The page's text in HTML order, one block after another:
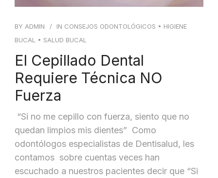
BY ADMIN IN CONSEJOS ODONTOLÓGICOS • HIGIENE
BUCAL
• SALUD BUCAL
El Cepillado Dental
Requiere Técnica NO
Fuerza
“Si no me cepillo con fuerza, siento que no
quedan limpios mis dientes” Como
odontólogos especialistas de Dentisalud, les
contamos sobre cuentas veces han
escuchado a nuestros pacientes decir que “Si